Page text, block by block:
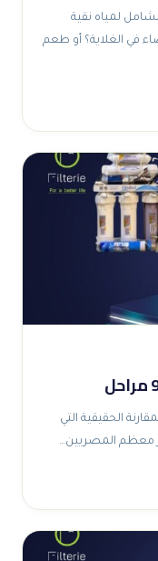
فلتر مياه في القاهرة — دليل 2026 الشامل لمياه نقية
في الغلاية؟ أو طعم
وفلتر 9 مراحل — المقارنة الحقيقية التي
معظم المصريين…